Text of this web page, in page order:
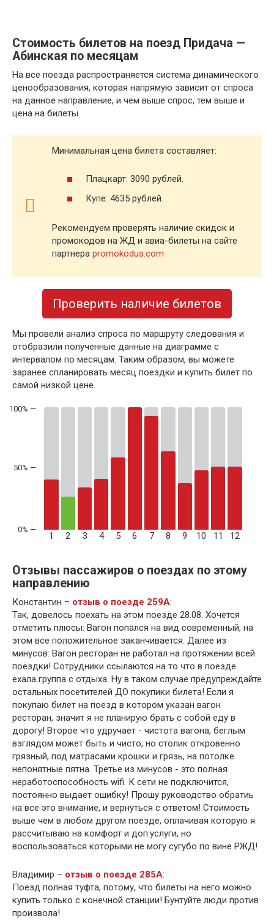
Стоимость билетов на поезд Придача —
Абинская по месяцам
На все поезда распространяется система динамического
ценообразования, которая напрямую зависит от спроса
на данное направление, и чем выше спрос, тем выше и
цена на билеты.
Минимальная цена билета составляет:
Плацкарт: 3090 рублей.
Купе: 4635 рублей.
Рекомендуем проверять наличие скидок и
промокодов на ЖД и авиа-билеты на сайте
партнера promokodus.com
Проверить наличие билетов
Мы провели анализ спроса по маршруту следования и
отобразили полученные данные на диаграмме с
интервалом по месяцам. Таким образом, вы можете
заранее спланировать месяц поездки и купить билет по
самой низкой цене.
50% —
1 2 3 4 5 6 7 8 9 10 11 12
Отзывы пассажиров о поездах по этому
направлению
Константин – отзыв о поезде 259А:
Так, довелось поехать на этом поезде 28.08. Хочется
отметить плюсы: Вагон попался на вид современный, на
этом все положительное заканчивается. Далее из
минусов: Вагон ресторан не работал на протяжении всей
поездки! Сотрудники ссылаются на то что в поезде
ехала группа с отдыха. Ну в таком случае предупреждайте
остальных посетителей ДО покупики билета! Если я
покупаю билет на поезд в котором указан вагон
ресторан, значит я не планирую брать с собой еду в
дорогу! Второе что удручает - чистота вагона, беглым
взглядом может быть и чисто, но столик откровенно
грязный, под матрасами крошки и грязь, на потолке
непонятные пятна. Третье из минусов - это полная
неработоспособность wifi. К сети не подключится,
постоянно выдает ошибку! Прошу руководство обратиь
на все это внимание, и вернуться с ответом! Стоимость
выше чем в любом другом поезде, оплачивая которую я
рассчитываю на комфорт и доп.услуги, но
воспользоваться которыми не могу сугубо по вине РЖД!
Владимир – отзыв о поезде 285А:
Поезд полная туфта, потому, что билеты на него можно
купить только с конечной станции! Бунтуйте люди против
произвола!